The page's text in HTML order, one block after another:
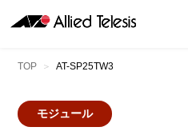
TOP AT-SP25TW3
モジュール